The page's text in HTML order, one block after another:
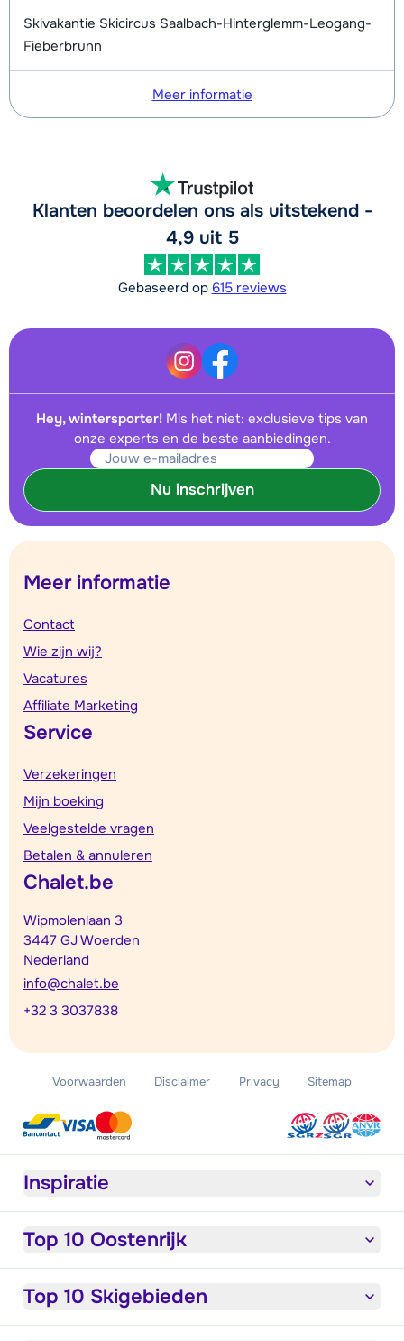
Skivakantie Skicircus Saalbach-Hinterglemm-Leogang-
Fieberbrunn
Meer informatie
Klanten beoordelen ons als uitstekend -
4,9 uit 5
Gebaseerd op 615 reviews
Hey, wintersporter! Mis het niet: exclusieve tips van
onze experts en de beste aanbiedingen.
Nu inschrijven
Meer informatie
Contact
Wie zijn wij?
Vacatures
Affiliate Marketing
Service
Verzekeringen
Mijn boeking
Veelgestelde vragen
Betalen & annuleren
Chalet.be
Wipmolenlaan 3
3447 GJ Woerden
Nederland
info@chalet.be
+32 3 3037838
Voorwaarden Disclaimer Privacy Sitemap
Inspiratie
Top 10 Oostenrijk
Top 10 Skigebieden